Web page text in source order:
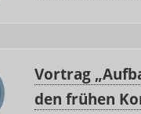
Vortrag
den frühen